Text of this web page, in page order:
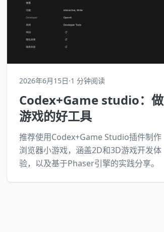
2026年6月15日·1 分钟阅读
Codex+Game studio：做
游戏的好工具
推荐使用Codex+Game Studio插件制作
浏览器小游戏，涵盖2D和3D游戏开发体
验，以及基于Phaser引擎的实践分享。